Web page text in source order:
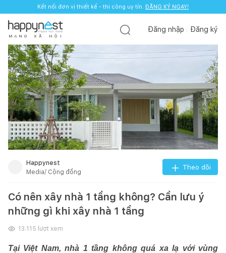
Kết nối đơn vị thiết kế - thi công uy tín. ĐĂNG KÝ NGAY!
M Ạ N G X Ã H Ộ I
Đăng nhập Đăng ký
Happynest
Media/ Cộng đồng
Theo dõi
Có nên xây nhà 1 tầng không? Cần lưu ý
những gì khi xây nhà 1 tầng
13.115 lượt xem
Tại Việt Nam, nhà 1 tầng không quá xa lạ với vùng